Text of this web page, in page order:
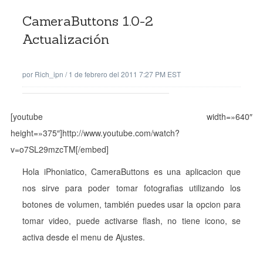
CameraButtons 1.0-2
Actualización
por Rich_ipn /1 de febrero del 2011 7:27 PM EST
[youtube width=»640″
height=»375″]http://www.youtube.com/watch?
v=o7SL29mzcTM[/embed]
Hola iPhoniatico, CameraButtons es una aplicacion que
nos sirve para poder tomar fotografias utilizando los
botones de volumen, también puedes usar la opcion para
tomar video, puede activarse flash, no tiene icono, se
activa desde el menu de Ajustes.